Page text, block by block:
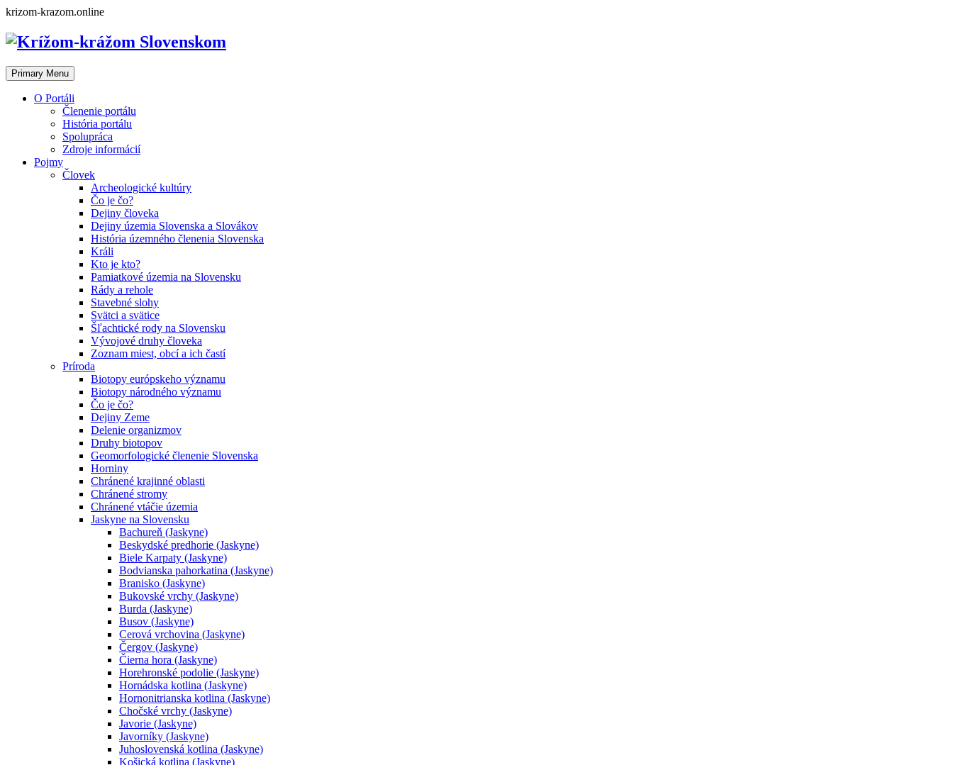
Skip
content
krizom-krazom.online
Primary Menu
O Portáli
Členenie portálu
História portálu
Spolupráca
Zdroje informácií
Pojmy
Človek
Archeologické kultúry
Čo je čo?
Dejiny človeka
Dejiny územia Slovenska a Slovákov
História územného členenia Slovenska
Králi
Kto je kto?
Pamiatkové územia na Slovensku
Rády a rehole
Stavebné slohy
Svätci a svätice
Šľachtické rody na Slovensku
Vývojové druhy človeka
Zoznam miest, obcí a ich častí
Príroda
Biotopy európskeho významu
Biotopy národného významu
Čo je čo?
Dejiny Zeme
Delenie organizmov
Druhy biotopov
Geomorfologické členenie Slovenska
Horniny
Chránené krajinné oblasti
Chránené stromy
Chránené vtáčie územia
Jaskyne na Slovensku
Bachureň (Jaskyne)
Beskydské predhorie (Jaskyne)
Biele Karpaty (Jaskyne)
Bodvianska pahorkatina (Jaskyne)
Branisko (Jaskyne)
Bukovské vrchy (Jaskyne)
Burda (Jaskyne)
Busov (Jaskyne)
Cerová vrchovina (Jaskyne)
Čergov (Jaskyne)
Čierna hora (Jaskyne)
Horehronské podolie (Jaskyne)
Hornádska kotlina (Jaskyne)
Hornonitrianska kotlina (Jaskyne)
Chočské vrchy (Jaskyne)
Javorie (Jaskyne)
Javorníky (Jaskyne)
Juhoslovenská kotlina (Jaskyne)
Košická kotlina (Jaskyne)